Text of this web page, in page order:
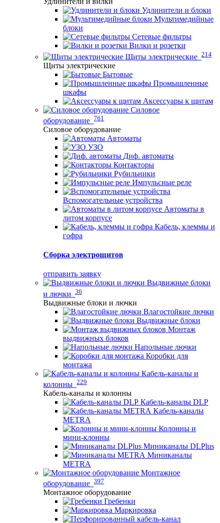
Удлинители и блоки
Мультимедийные
блоки
Сетевые фильтры
Вилки и розетки
Щиты электрические 214
Щиты электрические
Бытовые
Промышленные
шкафы
Аксессуары к щитам
Силовое
оборудование 761
Силовое оборудование
Автоматы
УЗО
Диф. автоматы
Контакторы
Рубильники
Импульсные реле
Вспомогательные устройства
Автоматы в
литом корпусе
Кабель, клеммы и
гофра
Сборка электрощитов
отправить заявку
Выдвижные блоки
и лючки 36
Выдвижные блоки и лючки
Влагостойкие лючки
Выдвижные блоки
Монтаж
выдвижных блоков
Напольные лючки
Коробки для
монтажа
Кабель-каналы и
колонны 229
Кабель-каналы и колонны
Кабель-каналы DLP
Кабель-каналы
METRA
Колонны и
мини-клонны
Миниканалы DLPlus
Миниканалы
METRA
Монтажное
оборудование 397
Монтажное оборудование
Гребенки
Маркировка